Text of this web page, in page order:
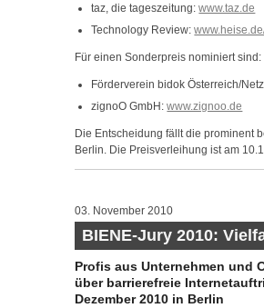
taz, die tageszeitung:www.taz.de
Technology Review:
Für einen Sonderpreis nominiert sind:
Förderverein bidok Österreich/
zignoO GmbH:www.zignoo.de
Die Entscheidung fällt die prominent
Berlin. Die Preisverleihung ist am
03. November 2010
BIENE-Jury 2010:
Profis aus Unternehmen und
über barrierefreie
Dezember 2010 in Berlin